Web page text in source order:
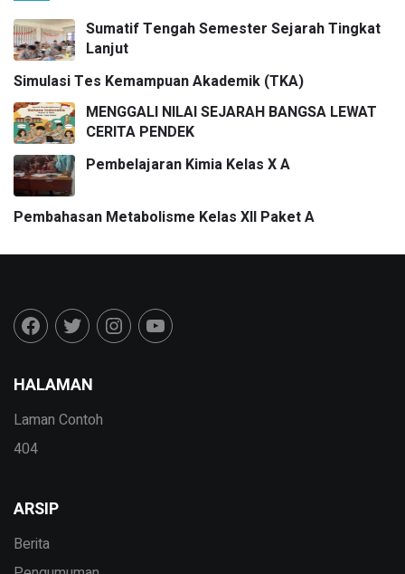
Sumatif Tengah Semester Sejarah Tingkat
Lanjut
Simulasi Tes Kemampuan Akademik (TKA)
MENGGALI NILAI SEJARAH BANGSA LEWAT
CERITA PENDEK
Pembelajaran Kimia Kelas X A
Pembahasan Metabolisme Kelas XII Paket A
HALAMAN
Laman Contoh
404
ARSIP
Berita